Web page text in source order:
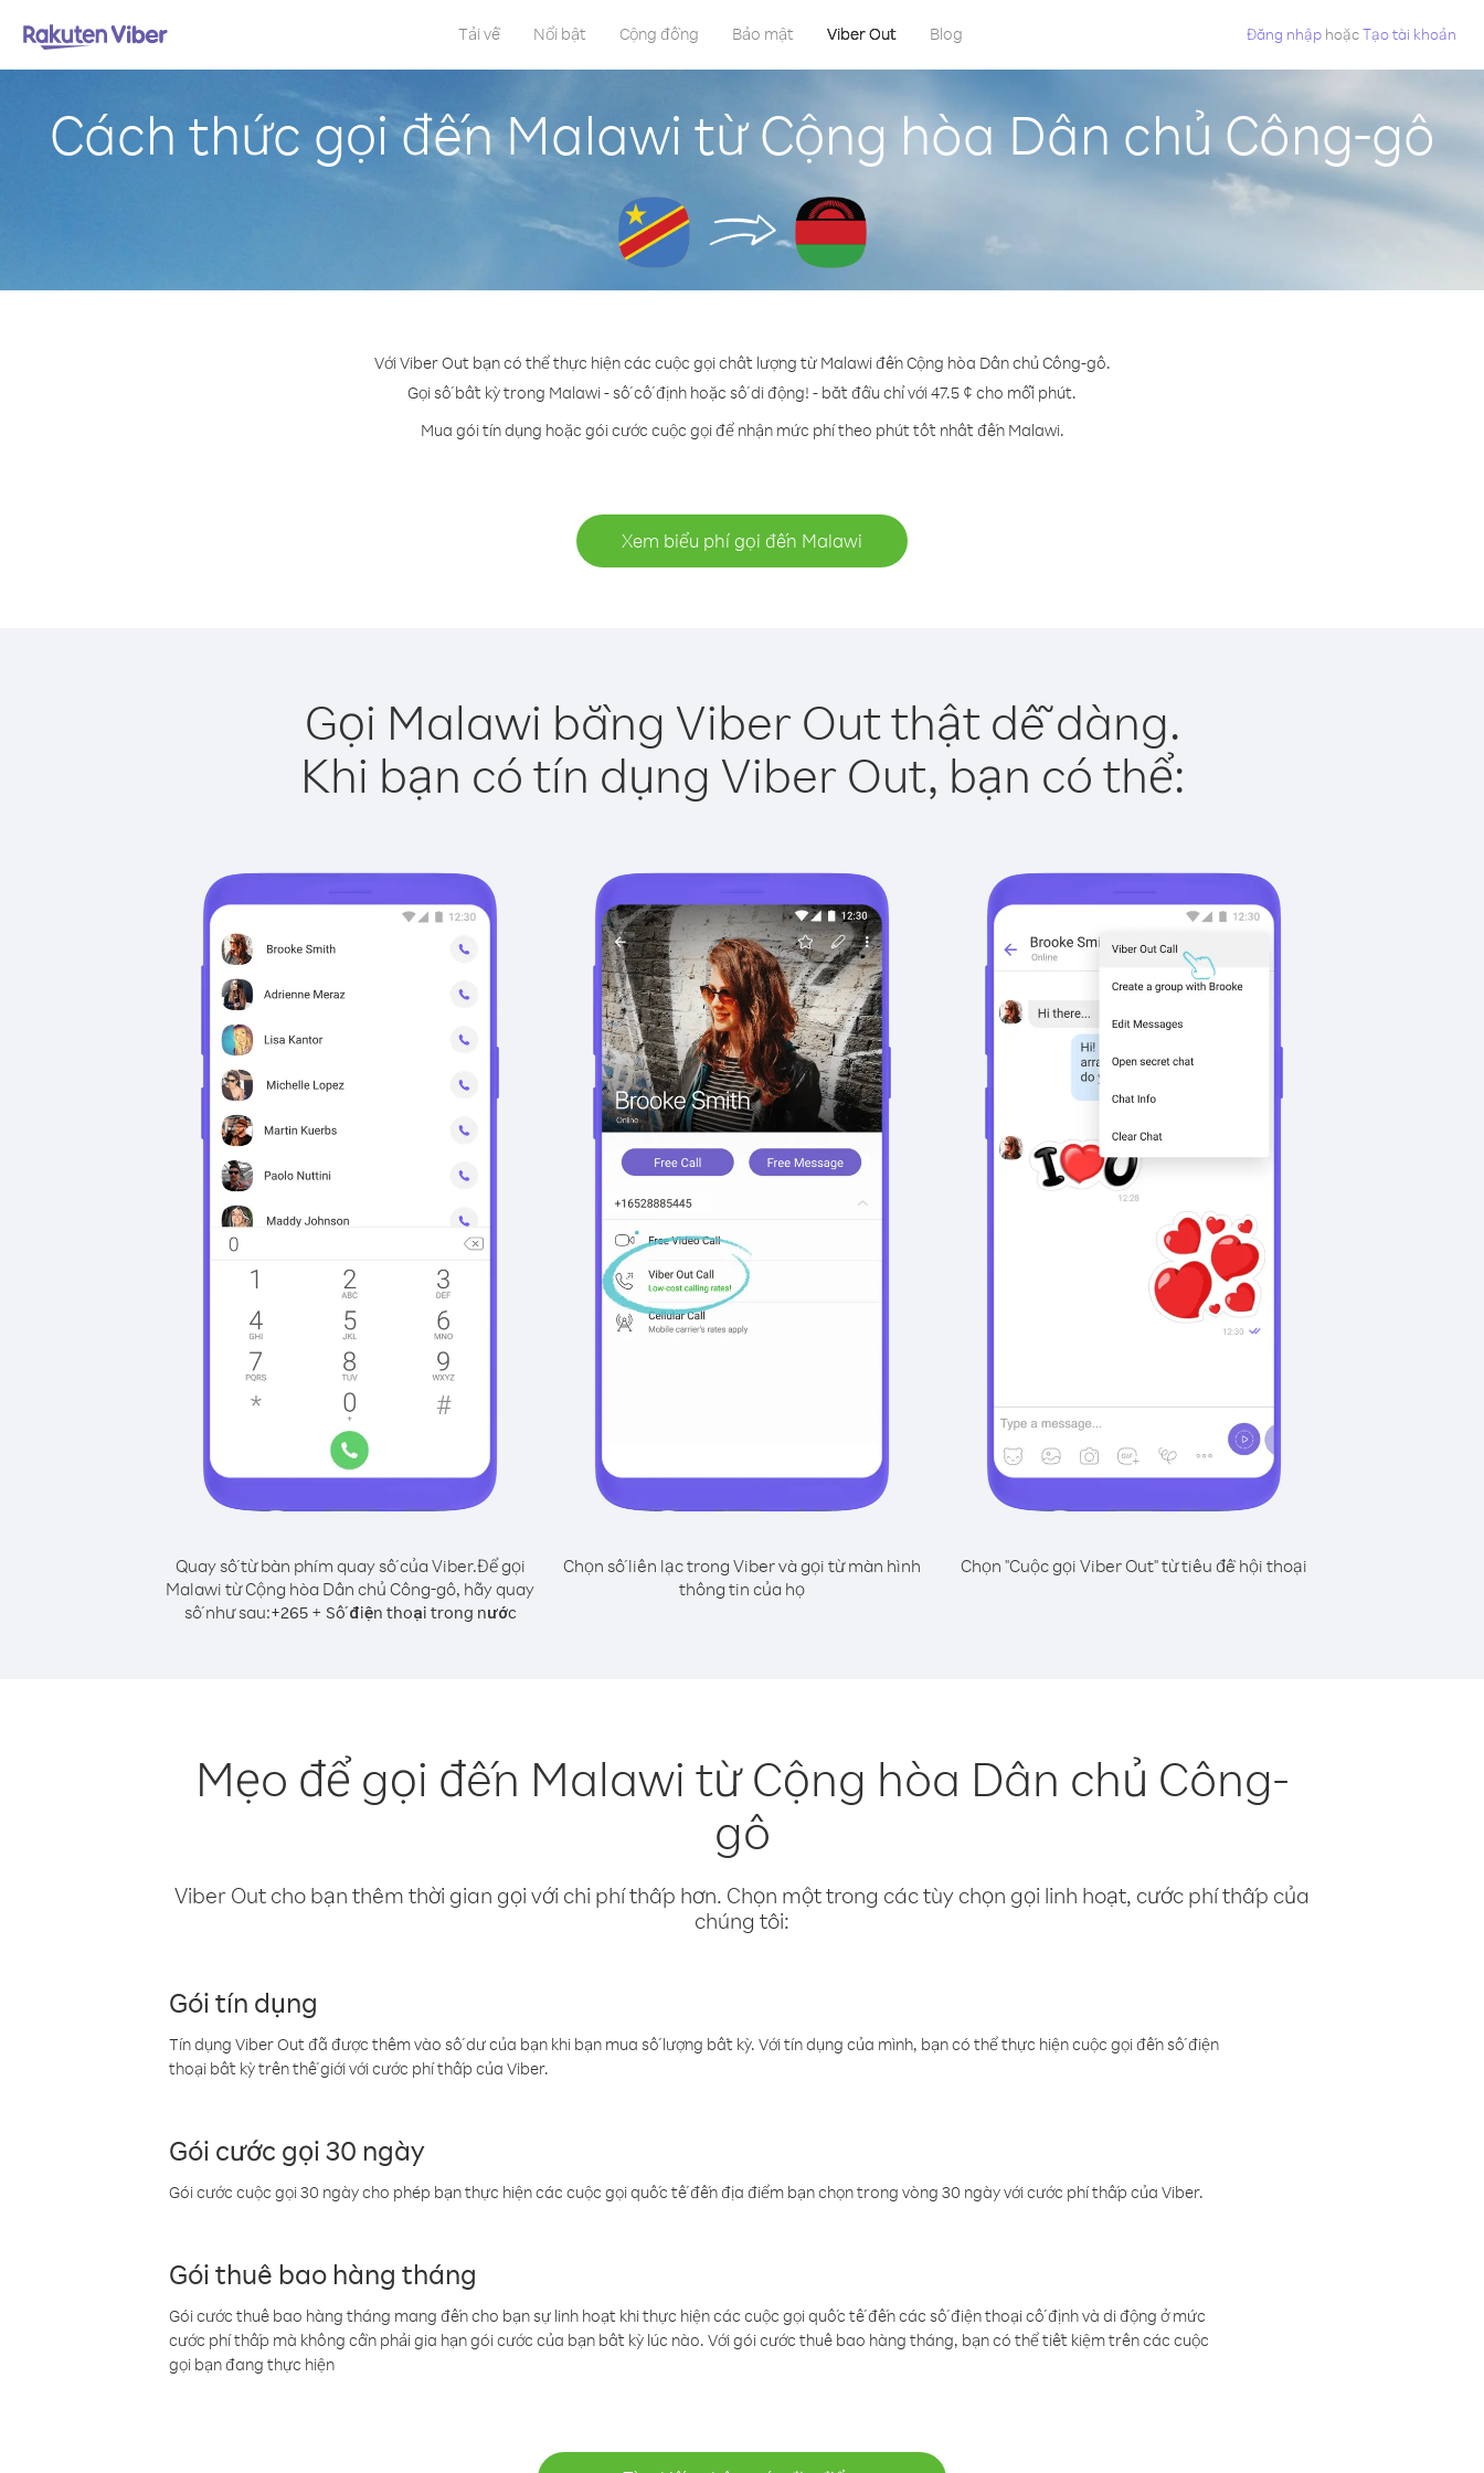
Tải về Nổi bật Cộng đồng Bảo mật Viber Out Blog Đăng nhập hoặcTạo tài khoản
Cách thức gọi đến Malawi từ Cộng hòa Dân chủ Công-gô
Với Viber Out bạn có thể thực hiện các cuộc gọi chất lượng từ Malawi đến Cộng hòa Dân chủ Công-gô.
Gọi số bất kỳ trong Malawi - số cố định hoặc số di động! - bắt đầu chỉ với 47.5 ¢ cho mỗi phút.
Mua gói tín dụng hoặc gói cước cuộc gọi để nhận mức phí theo phút tốt nhất đến Malawi.
Xem biểu phí gọi đến Malawi
Gọi Malawi bằng Viber Out thật dễ dàng.
Khi bạn có tín dụng Viber Out, bạn có thể:
Quay số từ bàn phím quay số của Viber.Để gọi
Malawi từ Cộng hòa Dân chủ Công-gô, hãy quay
số như sau:+265+ Số điện thoại trong nước
Chọn số liên lạc trong Viber và gọi từ màn hình
thông tin của họ
Chọn "Cuộc gọi Viber Out" từ tiêu đề hội thoại
Mẹo để gọi đến Malawi từ Cộng hòa Dân chủ Công-
gô
Viber Out cho bạn thêm thời gian gọi với chi phí thấp hơn. Chọn một trong các tùy chọn gọi linh hoạt, cước phí thấp của
chúng tôi:
Gói tín dụng
Tín dụng Viber Out đã được thêm vào số dư của bạn khi bạn mua số lượng bất kỳ. Với tín dụng của mình, bạn có thể thực hiện cuộc gọi đến số điện
thoại bất kỳ trên thế giới với cước phí thấp của Viber.
Gói cước gọi 30 ngày
Gói cước cuộc gọi 30 ngày cho phép bạn thực hiện các cuộc gọi quốc tế đến địa điểm bạn chọn trong vòng 30 ngày với cước phí thấp của Viber.
Gói thuê bao hàng tháng
Gói cước thuê bao hàng tháng mang đến cho bạn sự linh hoạt khi thực hiện các cuộc gọi quốc tế đến các số điện thoại cố định và di động ở mức
cước phí thấp mà không cần phải gia hạn gói cước của bạn bất kỳ lúc nào. Với gói cước thuê bao hàng tháng, bạn có thể tiết kiệm trên các cuộc
gọi bạn đang thực hiện